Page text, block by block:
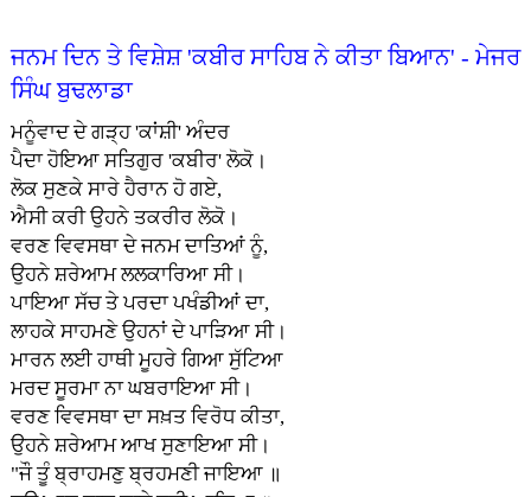
ਜਨਮ ਦਿਨ ਤੇ ਵਿਸ਼ੇਸ਼ 'ਕਬੀਰ ਸਾਹਿਬ ਨੇ ਕੀਤਾ ਬਿਆਨ' - ਮੇਜਰ
ਸਿੰਘ ਬੁਢਲਾਡਾ
ਮਨੂੰਵਾਦ ਦੇ ਗੜ੍ਹ 'ਕਾਂਸ਼ੀ' ਅੰਦਰ
ਪੈਦਾ ਹੋਇਆ ਸਤਿਗੁਰ 'ਕਬੀਰ' ਲੋਕੋ।
ਲੋਕ ਸੁਣਕੇ ਸਾਰੇ ਹੈਰਾਨ ਹੋ ਗਏ,
ਐਸੀ ਕਰੀ ਉਹਨੇ ਤਕਰੀਰ ਲੋਕੋ।
ਵਰਣ ਵਿਵਸਥਾ ਦੇ ਜਨਮ ਦਾਤਿਆਂ ਨੂੰ,
ਉਹਨੇ ਸ਼ਰੇਆਮ ਲਲਕਾਰਿਆ ਸੀ।
ਪਾਇਆ ਸੱਚ ਤੇ ਪਰਦਾ ਪਖੰਡੀਆਂ ਦਾ,
ਲਾਹਕੇ ਸਾਹਮਣੇ ਉਹਨਾਂ ਦੇ ਪਾੜਿਆ ਸੀ।
ਮਾਰਨ ਲਈ ਹਾਥੀ ਮੂਹਰੇ ਗਿਆ ਸੁੱਟਿਆ
ਮਰਦ ਸੂਰਮਾ ਨਾ ਘਬਰਾਇਆ ਸੀ।
ਵਰਣ ਵਿਵਸਥਾ ਦਾ ਸਖ਼ਤ ਵਿਰੋਧ ਕੀਤਾ,
ਉਹਨੇ ਸ਼ਰੇਆਮ ਆਖ ਸੁਣਾਇਆ ਸੀ।
"ਜੌ ਤੂੰ ਬ੍ਰਾਹਮਣੁ ਬ੍ਰਹਮਣੀ ਜਾਇਆ ॥